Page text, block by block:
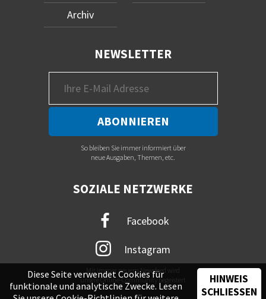
Archiv
NEWSLETTER
So bleiben Sie immer informiert über
neue Ausgaben, Themen, etc.
SOZIALE NETZWERKE
Facebook
Instagram
Mit immer neuem Newsfeed wird
unsere Online-Community begeistert
Diese Seite verwendet Cookies für
funktionale und analytische Zwecke. Lesen
HINWEIS
SCHLIESSEN